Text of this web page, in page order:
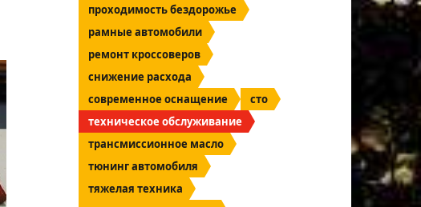
проходимость бездорожье
рамные автомобили
ремонт кроссоверов
снижение расхода
современное оснащение
сто
техническое обслуживание
трансмиссионное масло
тюнинг автомобиля
тяжелая техника